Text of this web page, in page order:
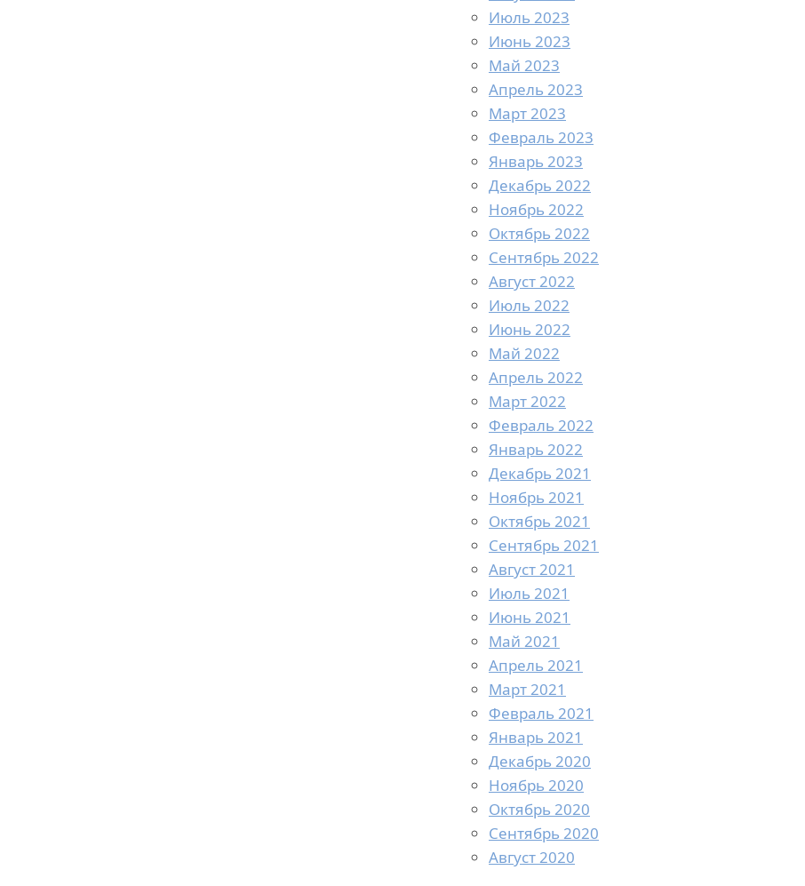
Июль 2023
Июнь 2023
Май 2023
Апрель 2023
Март 2023
Февраль 2023
Январь 2023
Декабрь 2022
Ноябрь 2022
Октябрь 2022
Сентябрь 2022
Август 2022
Июль 2022
Июнь 2022
Май 2022
Апрель 2022
Март 2022
Февраль 2022
Январь 2022
Декабрь 2021
Ноябрь 2021
Октябрь 2021
Сентябрь 2021
Август 2021
Июль 2021
Июнь 2021
Май 2021
Апрель 2021
Март 2021
Февраль 2021
Январь 2021
Декабрь 2020
Ноябрь 2020
Октябрь 2020
Сентябрь 2020
Август 2020